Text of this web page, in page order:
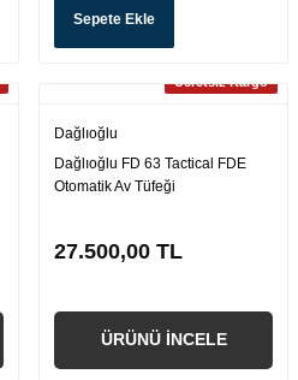
Sepete Ekle
Ücretsiz Kargo
Dağlıoğlu
Dağlıoğlu FD 63 Tactical FDE
Otomatik Av Tüfeği
27.500,00 TL
ÜRÜNÜ İNCELE